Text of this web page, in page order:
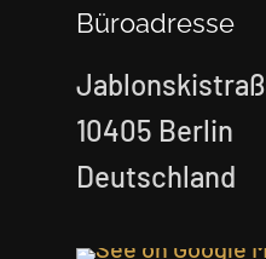
Büroadresse
10405 Berlin
Deutschland